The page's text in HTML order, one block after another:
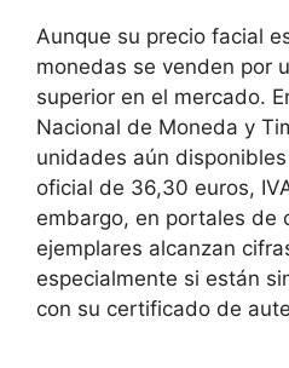
Aunque su precio facial
monedas se venden por
superior en el mercado.
Nacional de Moneda y
unidades aún
oficial de 36,30 euros,
embargo, en portales de
ejemplares alcanzan
especialmente si están
con su certificado de